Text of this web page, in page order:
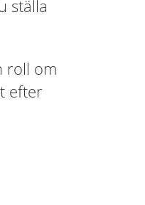
ställa
roll om
efter